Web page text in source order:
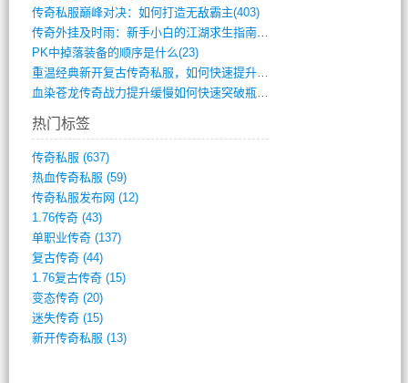
传奇私服巅峰对决：如何打造无敌霸主(403)
传奇外挂及时雨：新手小白的江湖求生指南(802)
PK中掉落装备的顺序是什么(23)
重温经典新开复古传奇私服，如何快速提升等(392)
血染苍龙传奇战力提升缓慢如何快速突破瓶颈(654)
热门标签
传奇私服 (637)
热血传奇私服 (59)
传奇私服发布网 (12)
1.76传奇(43)
单职业传奇(137)
复古传奇(44)
1.76复古传奇(15)
变态传奇(20)
迷失传奇(15)
新开传奇私服 (13)